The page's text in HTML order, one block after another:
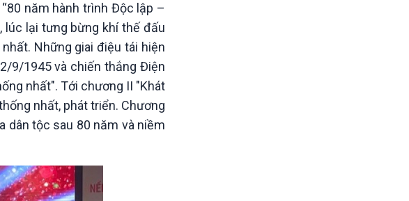
năm hành trình Độc lập –
lúc lại tưng bừng khí thế đấu
Những giai điệu tái hiện
9/1945 và chiến thắng Điện
nhất". Tới chương II "Khát
nhất, phát triển. Chương
dân tộc sau 80 năm và niềm